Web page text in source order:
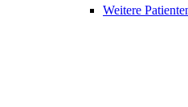
Weitere